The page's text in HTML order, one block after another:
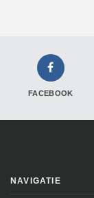
FACEBOOK
NAVIGATIE